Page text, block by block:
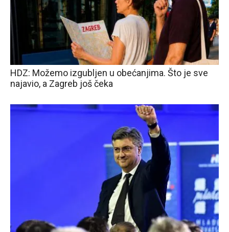
HDZ: Možemo izgubljen u obećanjima. Što je sve
najavio, a Zagreb još čeka